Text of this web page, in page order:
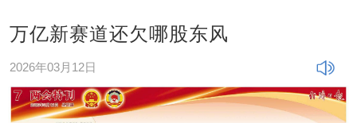
万亿新赛道还欠哪股东风
2026年03月12日